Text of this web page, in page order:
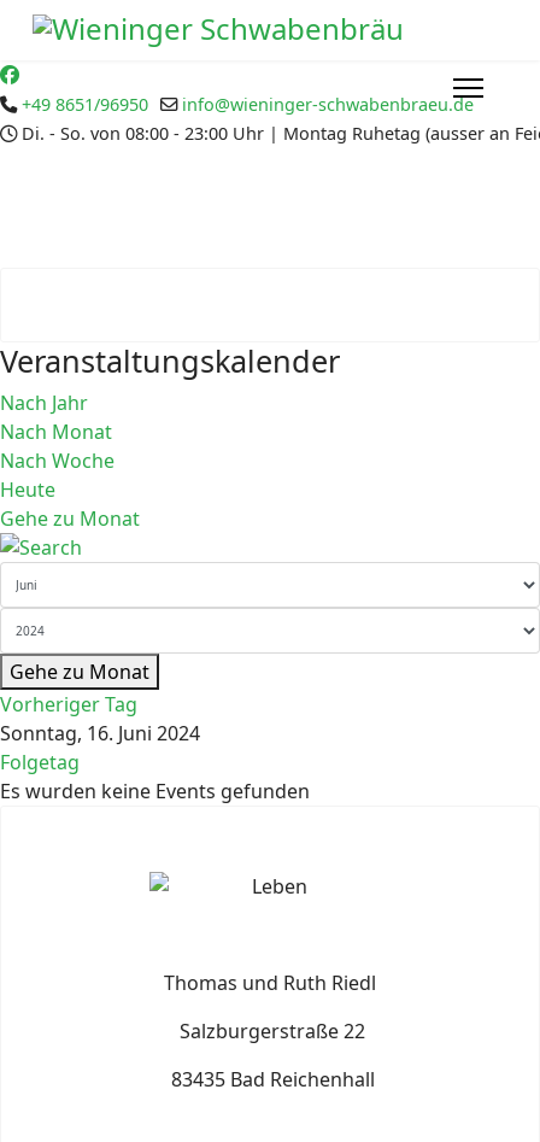
+49 8651/96950
info@wieninger-schwabenbraeu.de
Di. - So. von 08:00 - 23:00 Uhr | Montag Ruhetag (ausser an
Veranstaltungskalender
Nach Jahr
Nach Monat
Nach Woche
Heute
Gehe zu Monat
Gehe zu Monat
Vorheriger Tag
Sonntag, 16. Juni 2024
Folgetag
Es wurden keine Events gefunden
Thomas und Ruth Riedl
Salzburgerstraße 22
83435 Bad Reichenhall